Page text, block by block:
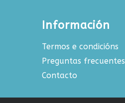
Información
Termos e condicións
Preguntas frecuentes
Contacto